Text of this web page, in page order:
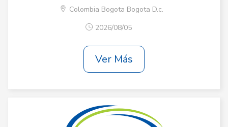
Colombia Bogota Bogota D.c.
2026/08/05
Ver Más